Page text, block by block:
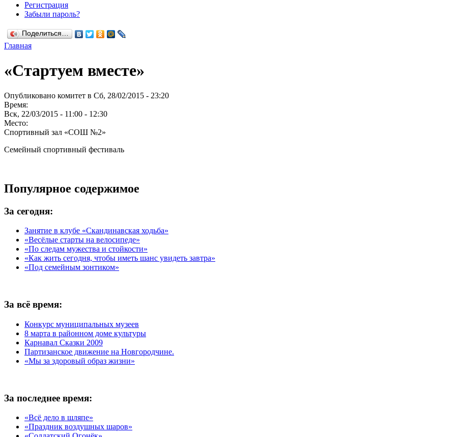
Регистрация
Забыли пароль?
Поделиться…
Главная
«Стартуем вместе»
Опубликовано комитет в Сб, 28/02/2015 - 23:20
Время:
Вск, 22/03/2015 - 11:00 - 12:30
Место:
Спортивный зал «СОШ №2»
Семейный спортивный фестиваль
Популярное содержимое
За сегодня:
Занятие в клубе «Скандинавская ходьба»
«Весёлые старты на велосипеде»
«По следам мужества и стойкости»
«Как жить сегодня, чтобы иметь шанс увидеть завтра»
«Под семейным зонтиком»
За всё время:
Конкурс муниципальных музеев
8 марта в районном доме культуры
Карнавал Сказки 2009
Партизанское движение на Новгородчине.
«Мы за здоровый образ жизни»
За последнее время:
«Всё дело в шляпе»
«Праздник воздушных шаров»